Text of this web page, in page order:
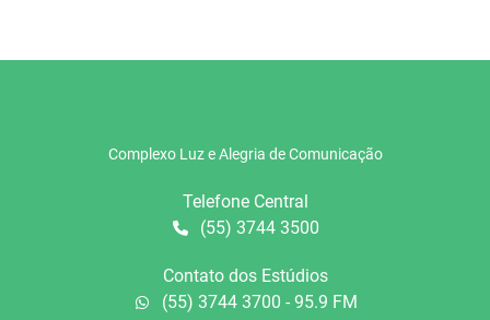
Complexo Luz e Alegria de Comunicação
Telefone Central
(55) 3744 3500
Contato dos Estúdios
(55) 3744 3700 - 95.9 FM